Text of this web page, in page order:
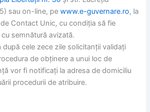
sau on-line, pewww.e-guvernare.ro, la
Contact Unic, cu condiția să fie
semnătură avizată.
după cele zece zile solicitanții validați
de obținere a unui loc de
vor fi notificați la adresa de domiciliu
procedurii de atribuire.